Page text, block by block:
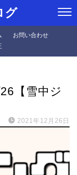
グ
お問い合わせ
【雪中ジ
2021年12月26日